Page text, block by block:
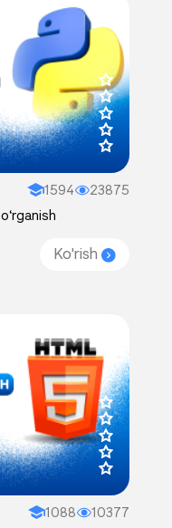
1594
23875
Ko'rish
1088
10377